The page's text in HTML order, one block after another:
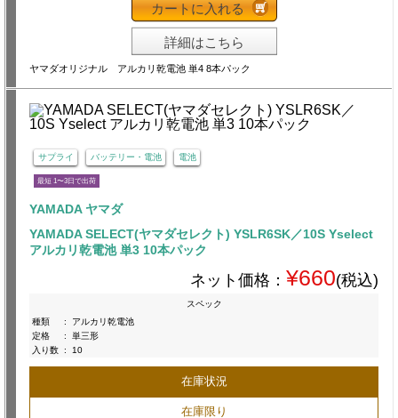
カートに入れる
詳細はこちら
ヤマダオリジナル アルカリ乾電池 単4 8本パック
サプライ バッテリー・電池 電池
最短 1〜3日で出荷
YAMADA ヤマダ
YAMADA SELECT(ヤマダセレクト) YSLR6SK／10S Yselect
アルカリ乾電池 単3 10本パック
ネット価格： ¥660(税込)
スペック
種類
:
アルカリ乾電池
定格
:
単三形
入り数 : 10
在庫状況
在庫限り